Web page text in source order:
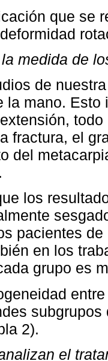
que se
medida de
de
la mano.
fractura, el
del
los
pacientes
en los
grupo es
2).
el